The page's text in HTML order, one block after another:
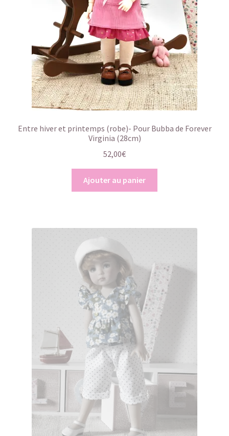
Entre hiver et printemps (robe)- Pour Bubba de Forever
Virginia (28cm)
52,00€
Ajouter au panier